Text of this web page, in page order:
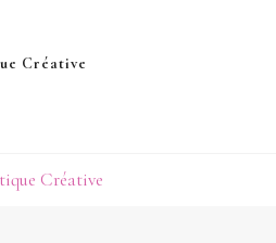
Créative
Créative